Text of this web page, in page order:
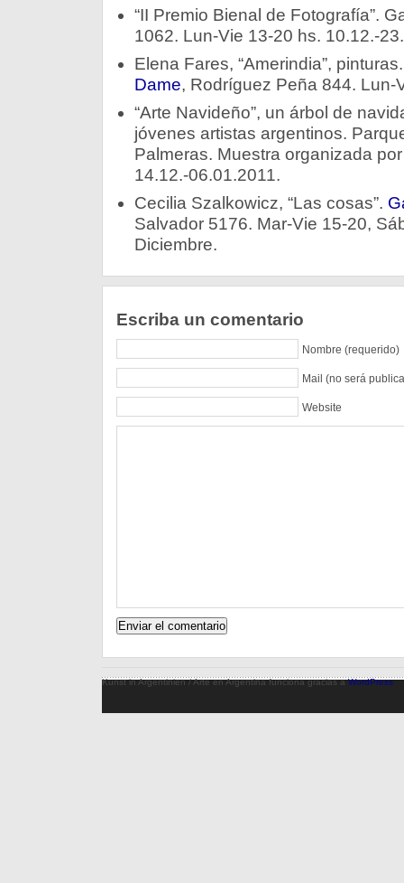
“II Premio Bienal de Fotografía”.
1062. Lun-Vie 13-20 hs. 10.12.-
Elena Fares, “Amerindia”,
Dame, Rodríguez Peña 844. Lun-
“Arte Navideño”, un árbol de
jóvenes artistas argentinos.
Palmeras. Muestra organizada
14.12.-06.01.2011.
Cecilia Szalkowicz, “Las cosas”.
Salvador 5176. Mar-Vie 15-20,
Diciembre.
Escriba un comentario
Nombre (requerido)
Mail (no será
Website
Kunst in Argentinien / Arte en Argentina funciona gracias aWordPress